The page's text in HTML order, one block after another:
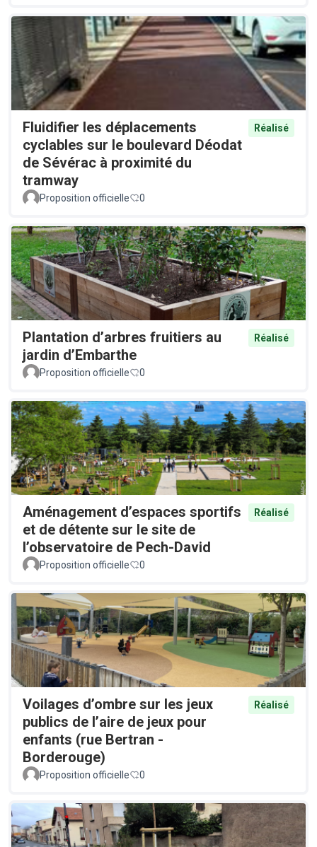
Fluidifier les déplacements
cyclables sur le boulevard Déodat
de Sévérac à proximité du
tramway
Réalisé
Proposition officielle 0
Plantation d’arbres fruitiers au
jardin d’Embarthe
Réalisé
Proposition officielle 0
Aménagement d’espaces sportifs
et de détente sur le site de
l’observatoire de Pech-David
Réalisé
Proposition officielle 0
Voilages d’ombre sur les jeux
publics de l’aire de jeux pour
enfants (rue Bertran -
Borderouge)
Réalisé
Proposition officielle 0